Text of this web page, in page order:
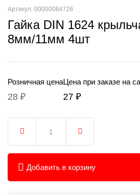
Артикул: 00000084726
Гайка DIN 1624
8мм/11мм 4шт
Розничная цена
28 ₽
Цена при заказе на
27 ₽
Добавить в корзину